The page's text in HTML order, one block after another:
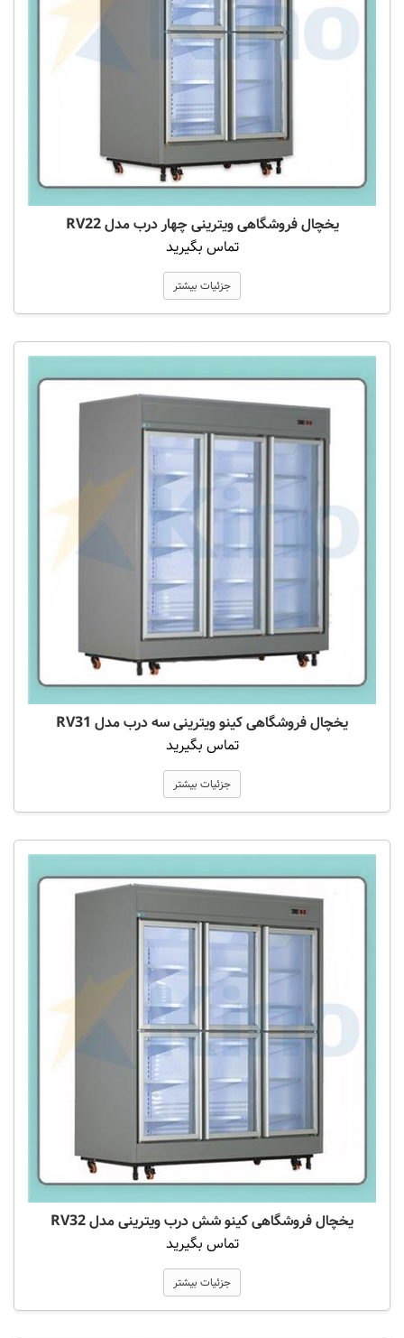
یخچال فروشگاهی ویترینی چهار درب مدل RV22
تماس بگیرید
جزئیات بیشتر
یخچال فروشگاهی کینو ویترینی سه درب مدل RV31
تماس بگیرید
جزئیات بیشتر
یخچال فروشگاهی کینو شش درب ویترینی مدل RV32
تماس بگیرید
جزئیات بیشتر